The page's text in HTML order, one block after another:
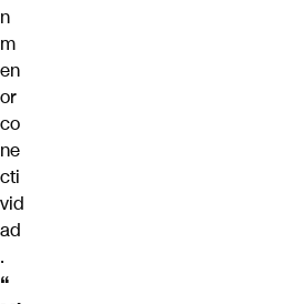
n
m
en
or
co
ne
cti
vid
ad
.
“